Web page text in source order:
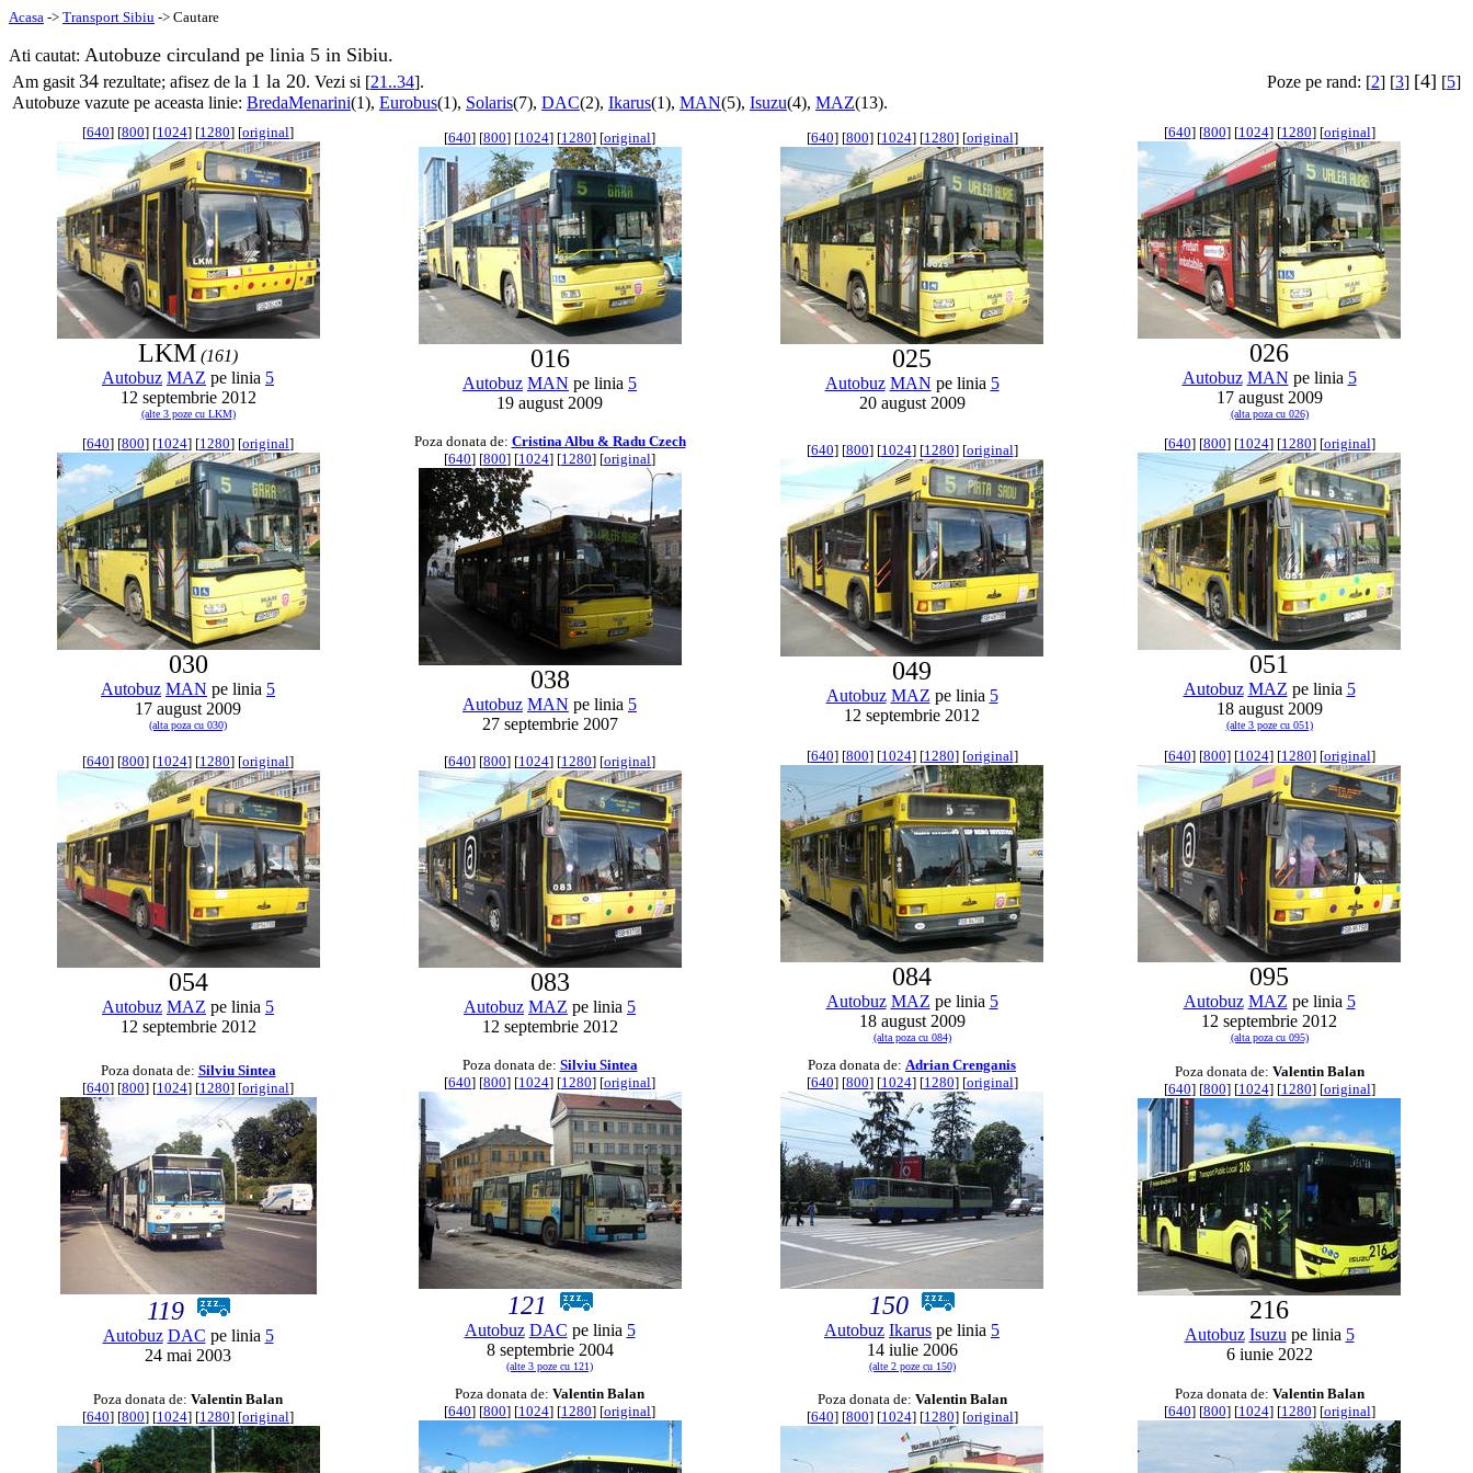
Acasa -> Transport Sibiu -> Cautare
Ati cautat: Autobuze circuland pe linia 5 in Sibiu.
Am gasit 34 rezultate; afisez de la 1 la 20. Vezi si [21..34].
Autobuze vazute pe aceasta linie: BredaMenarini(1), Eurobus(1), Solaris(7), DAC(2), Ikarus(1), MAN(5), Isuzu(4), MAZ(13).
Poze pe rand: [2] [3] [4] [5]
[640] [800] [1024] [1280] [original]
LKM (161)
Autobuz MAZ pe linia 5
12 septembrie 2012
(alte 3 poze cu LKM)
[640] [800] [1024] [1280] [original]
016
Autobuz MAN pe linia 5
19 august 2009
[640] [800] [1024] [1280] [original]
025
Autobuz MAN pe linia 5
20 august 2009
[640] [800] [1024] [1280] [original]
026
Autobuz MAN pe linia 5
17 august 2009
(alta poza cu 026)
[640] [800] [1024] [1280] [original]
030
Autobuz MAN pe linia 5
17 august 2009
(alta poza cu 030)
Poza donata de: Cristina Albu & Radu Czech
[640] [800] [1024] [1280] [original]
038
Autobuz MAN pe linia 5
27 septembrie 2007
[640] [800] [1024] [1280] [original]
049
Autobuz MAZ pe linia 5
12 septembrie 2012
[640] [800] [1024] [1280] [original]
051
Autobuz MAZ pe linia 5
18 august 2009
(alte 3 poze cu 051)
[640] [800] [1024] [1280] [original]
054
Autobuz MAZ pe linia 5
12 septembrie 2012
[640] [800] [1024] [1280] [original]
083
Autobuz MAZ pe linia 5
12 septembrie 2012
[640] [800] [1024] [1280] [original]
084
Autobuz MAZ pe linia 5
18 august 2009
(alta poza cu 084)
[640] [800] [1024] [1280] [original]
095
Autobuz MAZ pe linia 5
12 septembrie 2012
(alta poza cu 095)
Poza donata de: Silviu Sintea
[640] [800] [1024] [1280] [original]
119
Autobuz DAC pe linia 5
24 mai 2003
Poza donata de: Silviu Sintea
[640] [800] [1024] [1280] [original]
121
Autobuz DAC pe linia 5
8 septembrie 2004
(alte 3 poze cu 121)
Poza donata de: Adrian Crenganis
[640] [800] [1024] [1280] [original]
150
Autobuz Ikarus pe linia 5
14 iulie 2006
(alte 2 poze cu 150)
Poza donata de: Valentin Balan
[640] [800] [1024] [1280] [original]
216
Autobuz Isuzu pe linia 5
6 iunie 2022
Poza donata de: Valentin Balan
[640] [800] [1024] [1280] [original]
Poza donata de: Valentin Balan
[640] [800] [1024] [1280] [original]
Poza donata de: Valentin Balan
[640] [800] [1024] [1280] [original]
Poza donata de: Valentin Balan
[640] [800] [1024] [1280] [original]